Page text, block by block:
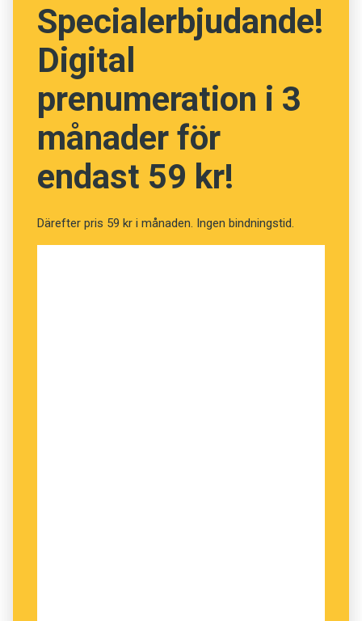
Specialerbjudande!
Digital
prenumeration i 3
månader för
endast 59 kr!
Därefter pris 59 kr i månaden. Ingen bindningstid.